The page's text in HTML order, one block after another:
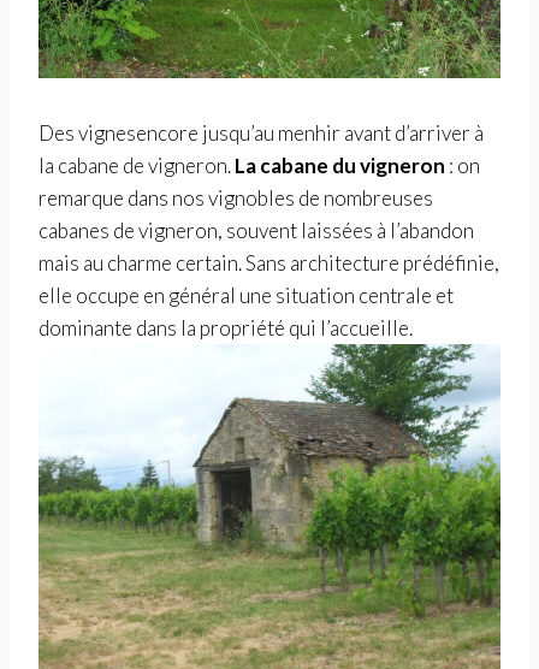
Des vignesencore jusqu’au menhir avant d’arriver à
la cabane de vigneron.La cabane du vigneron : on
remarque dans nos vignobles de nombreuses
cabanes de vigneron, souvent laissées à l’abandon
mais au charme certain. Sans architecture prédéfinie,
elle occupe en général une situation centrale et
dominante dans la propriété qui l’accueille.